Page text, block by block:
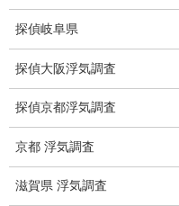
盗難車両調査
盗撮犯防止対策調査
所在調査
探偵岐阜県
探偵大阪浮気調査
探偵京都浮気調査
京都 浮気調査
滋賀県 浮気調査